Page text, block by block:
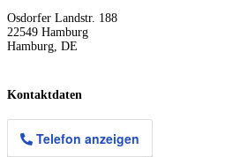
Osdorfer Landstr. 188
22549 Hamburg
Hamburg, DE
Kontaktdaten
Telefon anzeigen